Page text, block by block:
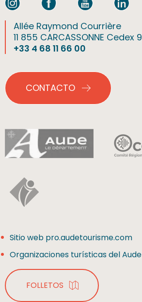
Allée Raymond Courrière
11 855 CARCASSONNE Cedex 9
+33 4 68 11 66 00
CONTACTO
Sitio web pro.audetourisme.com
Organizaciones turísticas del Aude
FOLLETOS